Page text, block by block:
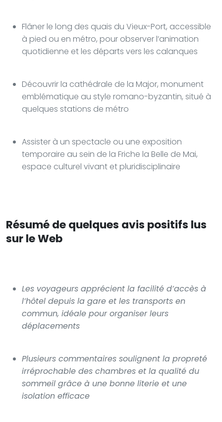
Flâner le long des quais du Vieux-Port, accessible
à pied ou en métro, pour observer l’animation
quotidienne et les départs vers les calanques
Découvrir la cathédrale de la Major, monument
emblématique au style romano-byzantin, situé à
quelques stations de métro
Assister à un spectacle ou une exposition
temporaire au sein de la Friche la Belle de Mai,
espace culturel vivant et pluridisciplinaire
Résumé de quelques avis positifs lus
sur le Web
Les voyageurs apprécient la facilité d’accès à
l’hôtel depuis la gare et les transports en
commun, idéale pour organiser leurs
déplacements
Plusieurs commentaires soulignent la propreté
irréprochable des chambres et la qualité du
sommeil grâce à une bonne literie et une
isolation efficace